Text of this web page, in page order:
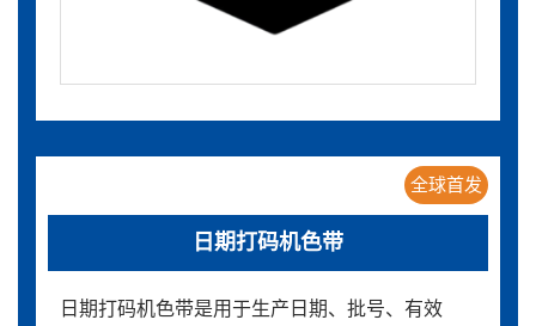
全球首发
日期打码机色带
日期打码机色带是用于生产日期、批号、有效